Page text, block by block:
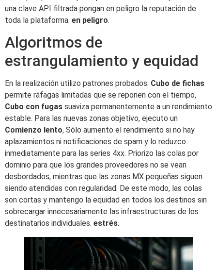
una clave API filtrada pongan en peligro la reputación de
toda la plataforma. en peligro.
Algoritmos de
estrangulamiento y equidad
En la realización utilizo patrones probados: Cubo de fichas
permite ráfagas limitadas que se reponen con el tiempo,
Cubo con fugas suaviza permanentemente a un rendimiento
estable. Para las nuevas zonas objetivo, ejecuto un
Comienzo lento, Sólo aumento el rendimiento si no hay
aplazamientos ni notificaciones de spam y lo reduzco
inmediatamente para las series 4xx. Priorizo las colas por
dominio para que los grandes proveedores no se vean
desbordados, mientras que las zonas MX pequeñas siguen
siendo atendidas con regularidad. De este modo, las colas
son cortas y mantengo la equidad en todos los destinos sin
sobrecargar innecesariamente las infraestructuras de los
destinatarios individuales. estrés.